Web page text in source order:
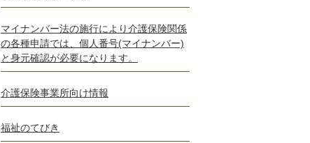
マイナンバー法の施行により介護保険関係
の各種申請では、個人番号(マイナンバー)
と身元確認が必要になります。
介護保険事業所向け情報
福祉のてびき